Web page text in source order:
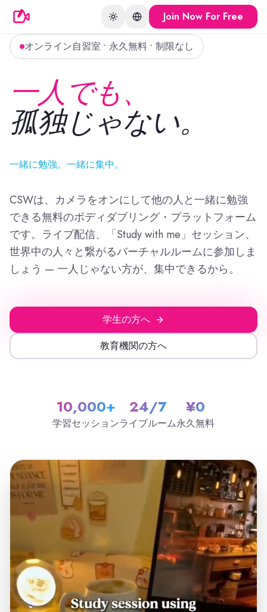
Toggle theme
Change language
Join Now For Free
オンライン自習室 • 永久無料 • 制限なし
一人でも、
孤独じゃない。
一緒に勉強。一緒に集中。
CSWは、カメラをオンにして他の人と一緒に勉強
できる無料のボディダブリング・プラットフォーム
です。ライブ配信、「Study with me」セッション、
世界中の人々と繋がるバーチャルルームに参加しま
しょう — 一人じゃない方が、集中できるから。
学生の方へ
教育機関の方へ
10,000+
学習セッション
24/7
ライブルーム
¥0
永久無料